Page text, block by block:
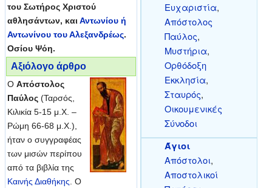
του Σωτήρος Χριστού
αθλησάντων, και Αντωνίου ή
Αντωνίνου του Αλεξανδρέως.
Οσίου Ψόη.
Αξιόλογο άρθρο
Ο Απόστολος
Παύλος (Ταρσός,
Κιλικία 5-15 μ.Χ. –
Ρώμη 66-68 μ.Χ.),
ήταν ο συγγραφέας
των μισών περίπου
από τα βιβλία της
Καινής Διαθήκης . Ο
Ευχαριστία,
Απόστολος
Παύλος,
Μυστήρια,
Ορθόδοξη
Εκκλησία,
Σταυρός,
Οικουμενικές
Σύνοδοι
Άγιοι
Απόστολοι,
Αποστολικοί